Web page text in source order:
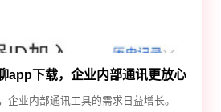
app下载，企业内部通讯更放心
企业内部通讯工具的需求日益增长。